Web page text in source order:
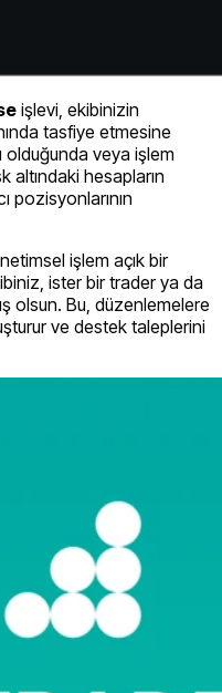
işlevi, ekibinizin
tasfiye etmesine
olduğunda veya işlem
altındaki hesapların
pozisyonlarının
işlem açık bir
ister bir trader ya da
olsun. Bu, düzenlemelere
ve destek taleplerini